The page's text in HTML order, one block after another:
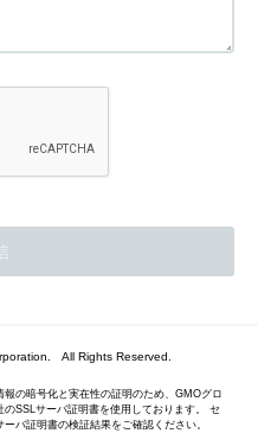
All Rights Reserved.
報の暗号化と実在性の証明のため、GMOグロ
のSSLサーバ証明書を使用しております。 セ
バ証明書の検証結果をご確認ください。